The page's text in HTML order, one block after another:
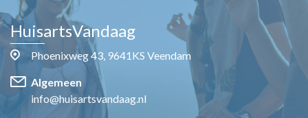
HuisartsVandaag
Phoenixweg 43, 9641KS Veendam
Algemeen
info@huisartsvandaag.nl